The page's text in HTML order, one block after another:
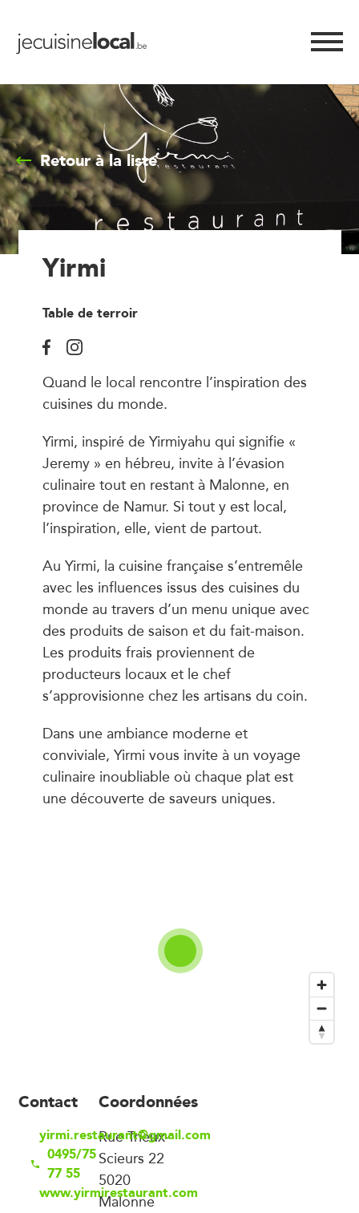
Retour à la liste
Yirmi
Table de terroir
Quand le local rencontre l’inspiration des
cuisines du monde.
Yirmi, inspiré de Yirmiyahu qui signifie «
Jeremy » en hébreu, invite à l’évasion
culinaire tout en restant à Malonne, en
province de Namur. Si tout y est local,
l’inspiration, elle, vient de partout.
Au Yirmi, la cuisine française s’entremêle
avec les influences issus des cuisines du
monde au travers d’un menu unique avec
des produits de saison et du fait-maison.
Les produits frais proviennent de
producteurs locaux et le chef
s’approvisionne chez les artisans du coin.
Dans une ambiance moderne et
conviviale, Yirmi vous invite à un voyage
culinaire inoubliable où chaque plat est
une découverte de saveurs uniques.
Contact
yirmi.restaurant@gmail.com
0495/75
77 55
www.yirmirestaurant.com
Coordonnées
Rue Trieux-
Scieurs 22
5020
Malonne